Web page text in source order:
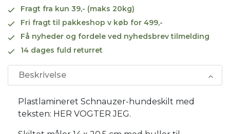
Fragt fra kun 39,- (maks 20kg)
Fri fragt til pakkeshop v køb for 499,-
Få nyheder og fordele ved nyhedsbrev tilmelding
14 dages fuld returret
Beskrivelse
Plastlamineret Schnauzer-hundeskilt med
teksten: HER VOGTER JEG.